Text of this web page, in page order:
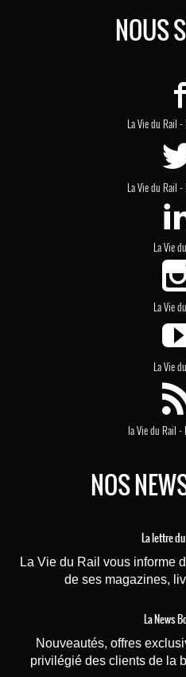
NOUS
La Vie du Rail -
La Vie du Rail -
La Vie
La Vie
La Vie
la Vie du Rail -
NOS
La lettre
La Vie du Rail vous informe
de ses magazines,
La News
Nouveautés, offres
privilégié des clients de la